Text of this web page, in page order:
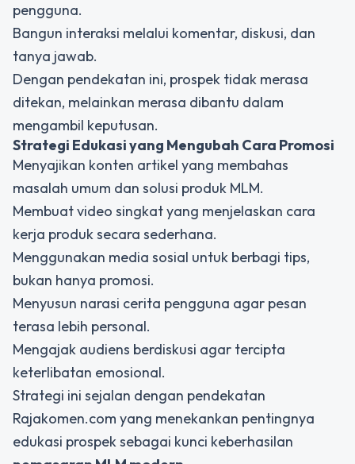
pengguna.
Bangun interaksi melalui komentar, diskusi, dan
tanya jawab.
Dengan pendekatan ini, prospek tidak merasa
ditekan, melainkan merasa dibantu dalam
mengambil keputusan.
Strategi Edukasi yang Mengubah Cara Promosi
Menyajikan konten artikel yang membahas
masalah umum dan solusi produk MLM.
Membuat video singkat yang menjelaskan cara
kerja produk secara sederhana.
Menggunakan media sosial untuk berbagi tips,
bukan hanya promosi.
Menyusun narasi cerita pengguna agar pesan
terasa lebih personal.
Mengajak audiens berdiskusi agar tercipta
keterlibatan emosional.
Strategi ini sejalan dengan pendekatan
Rajakomen.com yang menekankan pentingnya
edukasi prospek sebagai kunci keberhasilan